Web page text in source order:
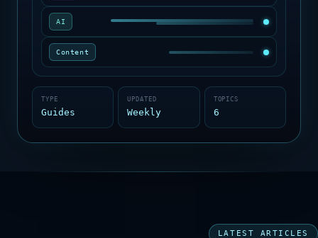
AI
Content
TOPICS
6
UPDATED
Weekly
TYPE
Guides
LATEST ARTICLES